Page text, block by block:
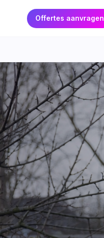
Offertes aanvragen